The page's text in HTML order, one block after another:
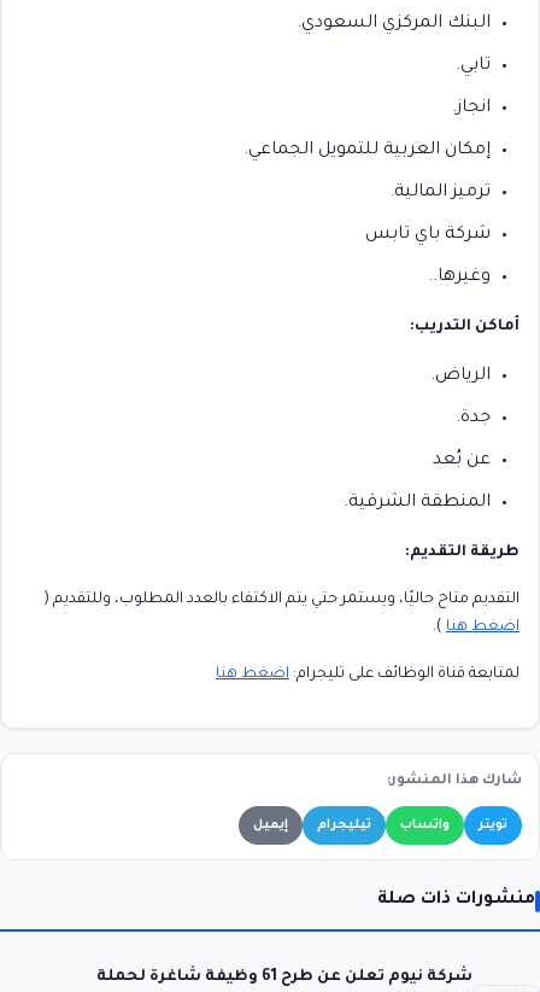
البنك المركزي السعودي.
تابي.
انجاز.
إمكان العربية للتمويل الجماعي.
ترميز المالية.
شركة باي تابس
وغيرها..
أماكن التدريب:
الرياض.
جدة.
عن بُعد
المنطقة الشرقية.
طريقة التقديم:
التقديم متاح حاليًا، ويستمر حتي يتم الاكتفاء بالعدد المطلوب، وللتقديم (
اضغط هنا ).
لمتابعة قناة الوظائف على تليجرام: اضغط هنا
شارك هذا المنشور:
تويتر واتساب تيليجرام إيميل
منشورات ذات صلة
شركة نيوم تعلن عن طرح 61 وظيفة شاغرة لحملة